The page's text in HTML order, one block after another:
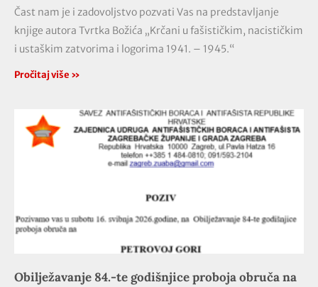
Čast nam je i zadovoljstvo pozvati Vas na predstavljanje
knjige autora Tvrtka Božića „Krčani u fašističkim, nacističkim
i ustaškim zatvorima i logorima 1941. – 1945.“
Pročitaj više »
Obilježavanje 84.-te godišnjice proboja obruča na